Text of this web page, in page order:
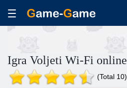
Igra Voljeti Wi-Fi online
(Total 10)